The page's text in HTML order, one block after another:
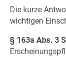
Die kurze
wichtigen
§ 163a Abs. 3